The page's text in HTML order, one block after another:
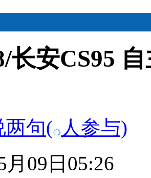
长安CS95
两句( 人参与)
月09日05:26